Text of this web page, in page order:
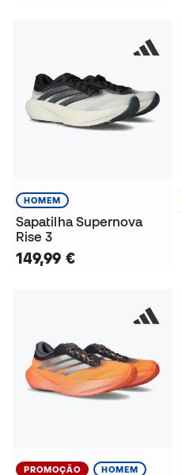
HOMEM
Sapatilha Supernova
Rise 3
149,99 €
PROMOÇÃO HOMEM